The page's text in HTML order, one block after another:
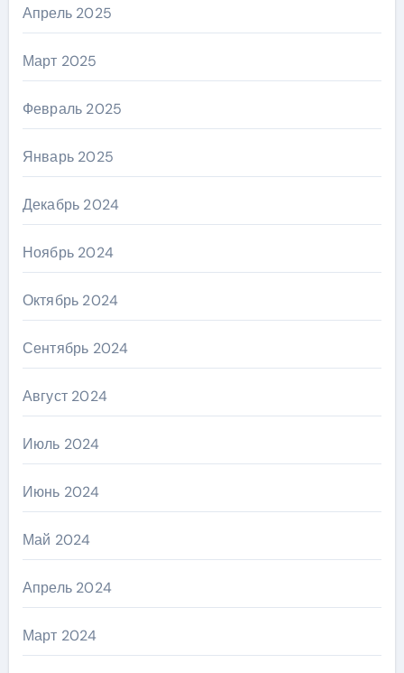
Апрель 2025
Март 2025
Февраль 2025
Январь 2025
Декабрь 2024
Ноябрь 2024
Октябрь 2024
Сентябрь 2024
Август 2024
Июль 2024
Июнь 2024
Май 2024
Апрель 2024
Март 2024